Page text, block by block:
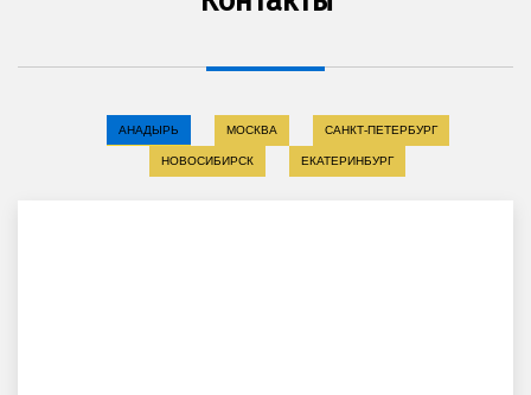
АНАДЫРЬ МОСКВА САНКТ-ПЕТЕРБУРГ
НОВОСИБИРСК ЕКАТЕРИНБУРГ